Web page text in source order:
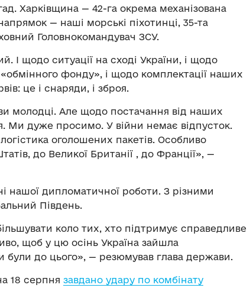
Харківщина — 42-га окрема механізована
— наші морські піхотинці, 35-та
Головнокомандувач ЗСУ.
І щодо ситуації на сході України, і щодо
«обмінного фонду», і щодо комплектації наших
це і снаряди, і зброя.
молодці. Але щодо постачання від наших
Ми дуже просимо. У війни немає відпусток.
оголошених пакетів. Особливо
до Великої Британії , до Франції», —
дипломатичної роботи. З різними
Південь.
коло тих, хто підтримує справедливе
щоб у цю осінь Україна зайшла
до цього», — резюмував глава держави.
18 серпня завдано удару по комбінату